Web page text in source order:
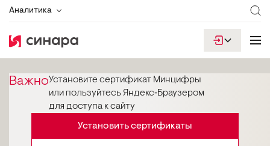
Аналитика
ВажноУстановите сертификат Минцифры
или пользуйтесь Яндекс‑Браузером
для доступа к сайту
Установить сертификаты